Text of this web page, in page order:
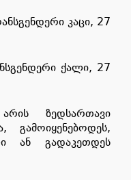
კაცი, 27
ქალი, 27
ზედსართავი
ან გადაკეთდეს